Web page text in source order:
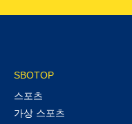
SBOTOP
스포츠
가상 스포츠